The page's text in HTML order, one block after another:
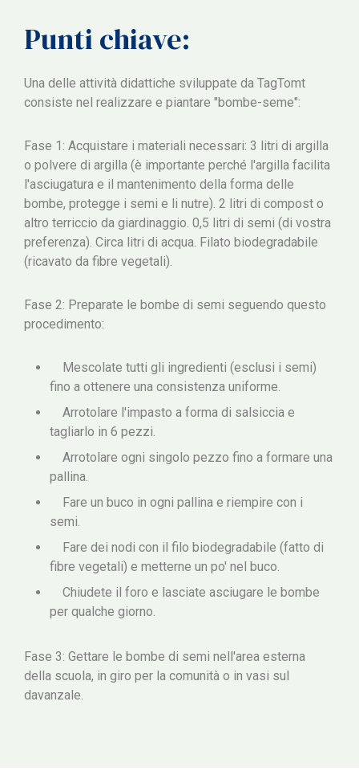
Punti chiave:
Una delle attività didattiche sviluppate da TagTomt
consiste nel realizzare e piantare "bombe-seme":
Fase 1: Acquistare i materiali necessari: 3 litri di argilla
o polvere di argilla (è importante perché l'argilla facilita
l'asciugatura e il mantenimento della forma delle
bombe, protegge i semi e li nutre). 2 litri di compost o
altro terriccio da giardinaggio. 0,5 litri di semi (di vostra
preferenza). Circa litri di acqua. Filato biodegradabile
(ricavato da fibre vegetali).
Fase 2: Preparate le bombe di semi seguendo questo
procedimento:
Mescolate tutti gli ingredienti (esclusi i semi)
fino a ottenere una consistenza uniforme.
Arrotolare l'impasto a forma di salsiccia e
tagliarlo in 6 pezzi.
Arrotolare ogni singolo pezzo fino a formare una
pallina.
Fare un buco in ogni pallina e riempire con i
semi.
Fare dei nodi con il filo biodegradabile (fatto di
fibre vegetali) e metterne un po' nel buco.
Chiudete il foro e lasciate asciugare le bombe
per qualche giorno.
Fase 3: Gettare le bombe di semi nell'area esterna
della scuola, in giro per la comunità o in vasi sul
davanzale.